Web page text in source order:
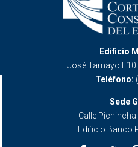
Edificio
José Tamayo
Teléfono:
Sede
Calle Pichincha
Edificio Banco